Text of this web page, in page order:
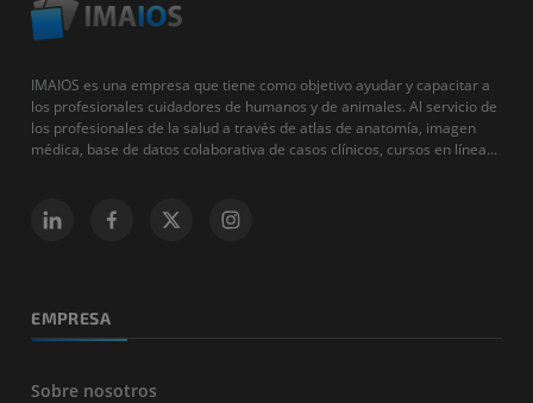
IMAIOS es una empresa que tiene como objetivo ayudar y capacitar a
los profesionales cuidadores de humanos y de animales. Al servicio de
los profesionales de la salud a través de atlas de anatomía, imagen
médica, base de datos colaborativa de casos clínicos, cursos en línea...
EMPRESA
Sobre nosotros